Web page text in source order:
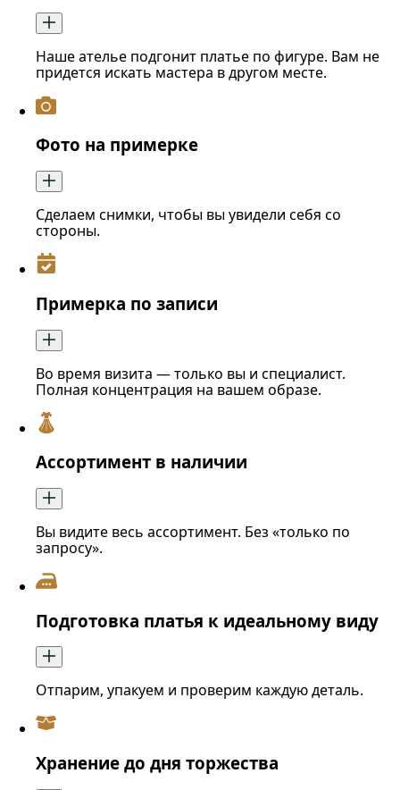
Наше ателье подгонит платье по фигуре. Вам не
придется искать мастера в другом месте.
Фото на примерке
Сделаем снимки, чтобы вы увидели себя со
стороны.
Примерка по записи
Во время визита — только вы и специалист.
Полная концентрация на вашем образе.
Ассортимент в наличии
Вы видите весь ассортимент. Без «только по
запросу».
Подготовка платья к идеальному виду
Отпарим, упакуем и проверим каждую деталь.
Хранение до дня торжества